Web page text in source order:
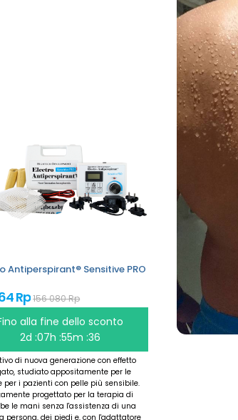
Antiperspirant® Sensitive PRO
Rp156 080 Rp
alla fine dello sconto
2d :07h :55m :36
di nuova generazione con effetto
studiato appositamente per le
per i pazienti con pelle più sensibile.
progettato per la terapia di
le mani senza l'assistenza di una
persona, dei piedi e, con l'adattatore